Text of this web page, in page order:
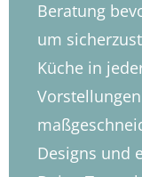
Beratung
um
Küche in
Designs und